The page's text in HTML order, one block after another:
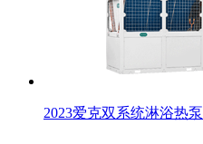
2023爱克双系统淋浴热泵